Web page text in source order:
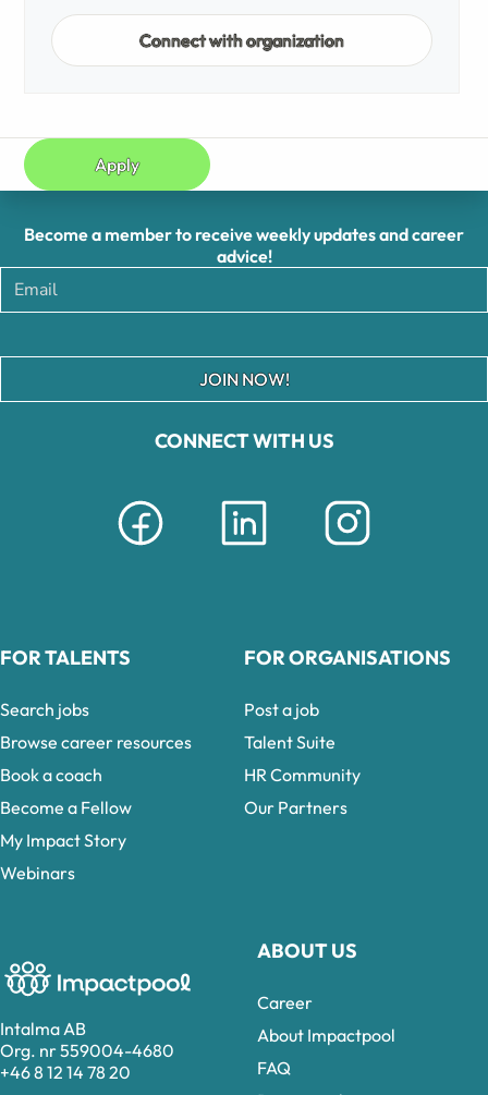
Connect with organization
Apply
Intalma AB
Org. nr 559004-4680
+46 8 12 14 78 20
CONNECT WITH US
ABOUT US
Career
About Impactpool
FAQ
Become a member to receive weekly updates and career
advice!
JOIN NOW!
FOR TALENTS
Search jobs
Browse career resources
Book a coach
Become a Fellow
My Impact Story
Webinars
FOR ORGANISATIONS
Post a job
Talent Suite
HR Community
Our Partners